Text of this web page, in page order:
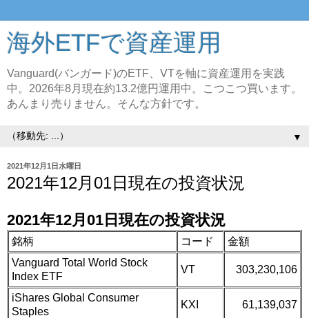
海外ETFで資産運用
Vanguard(バンガード)のETF、VTを軸に資産運用を実践
中。2026年8月現在約13.2億円運用中。こつこつ買います。
あんまり売りません。そんな方針です。
▼
2021年12月1日水曜日
2021年12月01日現在の投資状況
2021年12月01日現在の投資状況
銘柄 コード
金額
Vanguard Total World Stock
Index ETF
VT 303,230,106
iShares Global Consumer
Staples
KXI 61,139,037